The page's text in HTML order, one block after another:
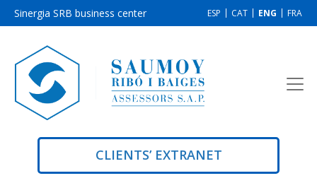
Sinergia SRB business center ESP CAT ENG FRA
CLIENTS’ EXTRANET